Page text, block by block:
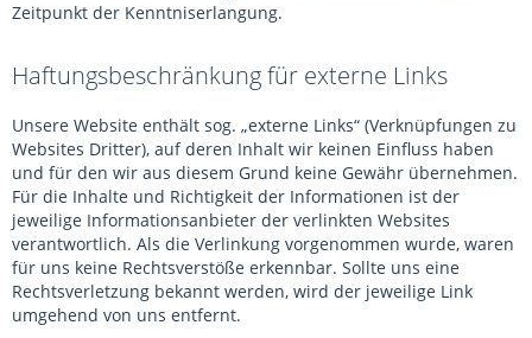
Zeitpunkt der Kenntniserlangung.
Haftungsbeschränkung für externe Links
Unsere Website enthält sog. „externe Links“ (Verknüpfungen zu
Websites Dritter), auf deren Inhalt wir keinen Einfluss haben
und für den wir aus diesem Grund keine Gewähr übernehmen.
Für die Inhalte und Richtigkeit der Informationen ist der
jeweilige Informationsanbieter der verlinkten Websites
verantwortlich. Als die Verlinkung vorgenommen wurde, waren
für uns keine Rechtsverstöße erkennbar. Sollte uns eine
Rechtsverletzung bekannt werden, wird der jeweilige Link
umgehend von uns entfernt.